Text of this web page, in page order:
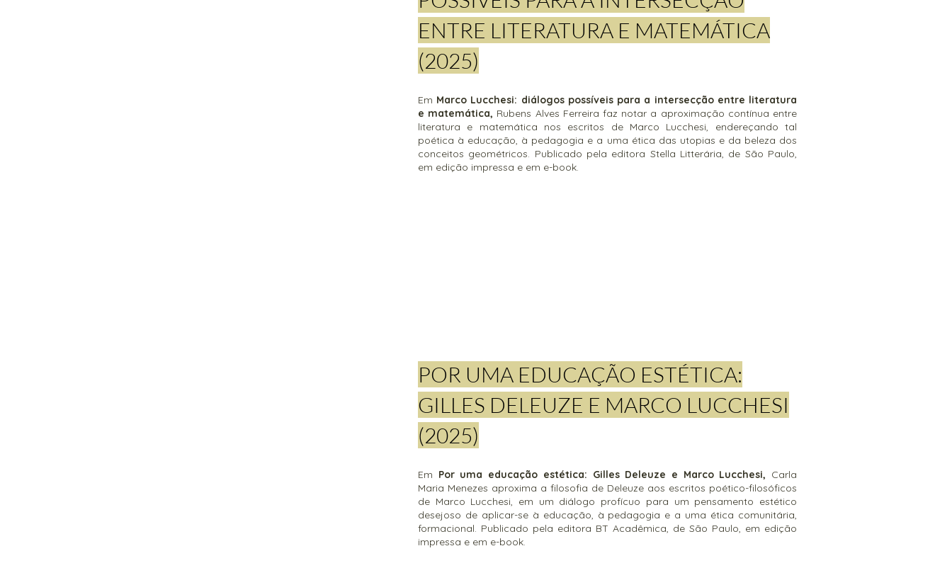
ENTRE LITERATURA E MATEMÁTICA
(2025)
Em Marco Lucchesi: diálogos possíveis para a intersecção entre literatura
e matemática, Rubens Alves Ferreira faz notar a aproximação contínua entre
literatura e matemática nos escritos de Marco Lucchesi, endereçando tal
poética à educação, à pedagogia e a uma ética das utopias e da beleza dos
conceitos geométricos. Publicado pela editora Stella Litterária, de São Paulo,
em edição impressa e em e-book.
POR UMA EDUCAÇÃO ESTÉTICA:
GILLES DELEUZE E MARCO LUCCHESI
(2025)
Em Por uma educação estética: Gilles Deleuze e Marco Lucchesi, Carla
Maria Menezes aproxima a filosofia de Deleuze aos escritos poético-filosóficos
de Marco Lucchesi, em um diálogo profícuo para um pensamento estético
desejoso de aplicar-se à educação, à pedagogia e a uma ética comunitária,
formacional. Publicado pela editora BT Acadêmica, de São Paulo, em edição
impressa e em e-book.